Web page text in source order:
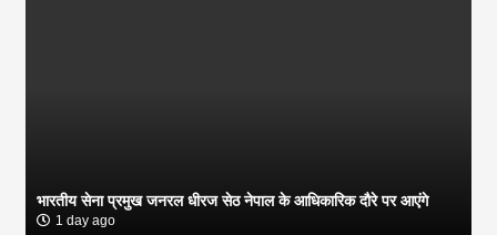
भारतीय सेना प्रमुख जनरल धीरज सेठ नेपाल के आधिकारिक दौरे पर आएंगे
1 day ago